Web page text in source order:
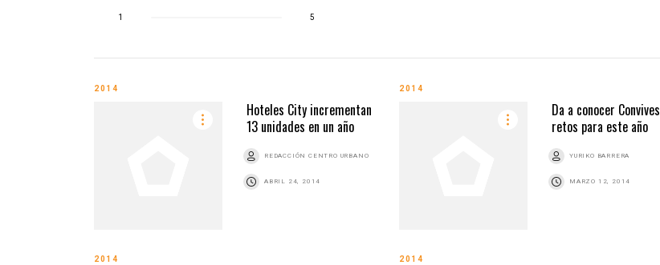
1 5
2014
Hoteles City incrementan
13 unidades en un año
REDACCIÓN CENTRO URBANO
ABRIL 24, 2014
2014
Da a conocer Convives
retos para este año
YURIKO BARRERA
MARZO 12, 2014
2014 2014